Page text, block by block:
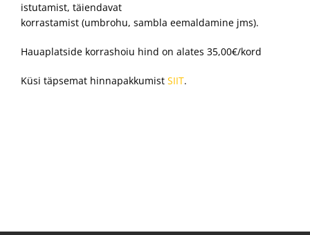
istutamist, täiendavat
korrastamist (umbrohu, sambla eemaldamine jms).
Hauaplatside korrashoiu hind on alates 35,00€/kord
Küsi täpsemat hinnapakkumist SIIT.